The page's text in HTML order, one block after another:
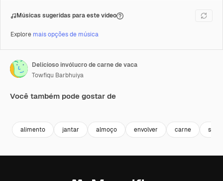
Músicas sugeridas para este vídeo
Explore mais opções de música
Delicioso invólucro de carne de vaca
Towfiqu Barbhuiya
Você também pode gostar de
alimento jantar almoço envolver carne